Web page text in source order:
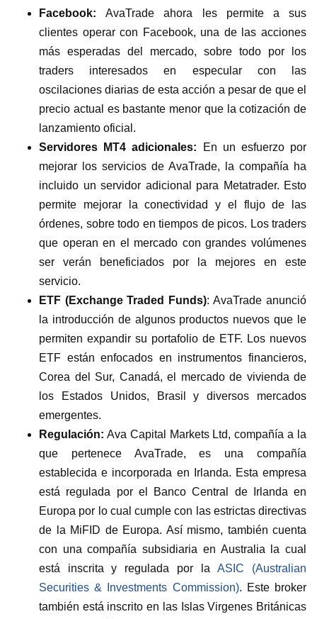
Facebook:AvaTrade ahora les permite a sus
clientes operar con Facebook, una de las acciones
más esperadas del mercado, sobre todo por los
traders interesados en especular con las
oscilaciones diarias de esta acción a pesar de que el
precio actual es bastante menor que la cotización de
lanzamiento oficial.
Servidores MT4 adicionales: En un esfuerzo por
mejorar los servicios de AvaTrade, la compañía ha
incluido un servidor adicional para Metatrader. Esto
permite mejorar la conectividad y el flujo de las
órdenes, sobre todo en tiempos de picos. Los traders
que operan en el mercado con grandes volúmenes
ser verán beneficiados por la mejores en este
servicio.
ETF (Exchange Traded Funds): AvaTrade anunció
la introducción de algunos productos nuevos que le
permiten expandir su portafolio de ETF. Los nuevos
ETF están enfocados en instrumentos financieros,
Corea del Sur, Canadá, el mercado de vivienda de
los Estados Unidos, Brasil y diversos mercados
emergentes.
Regulación: Ava Capital Markets Ltd, compañía a la
que pertenece AvaTrade, es una compañía
establecida e incorporada en Irlanda. Esta empresa
está regulada por el Banco Central de Irlanda en
Europa por lo cual cumple con las estrictas directivas
de la MiFID de Europa. Así mismo, también cuenta
con una compañía subsidiaria en Australia la cual
está inscrita y regulada por laASIC (Australian
Securities & Investments Commission). Este broker
también está inscrito en las Islas Virgenes Británicas